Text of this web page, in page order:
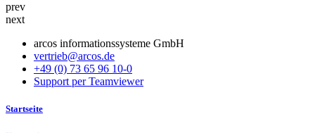
prev
next
arcos informationssysteme GmbH
vertrieb@arcos.de
+49 (0) 73 65 96 10-0
Support per Teamviewer
Startseite